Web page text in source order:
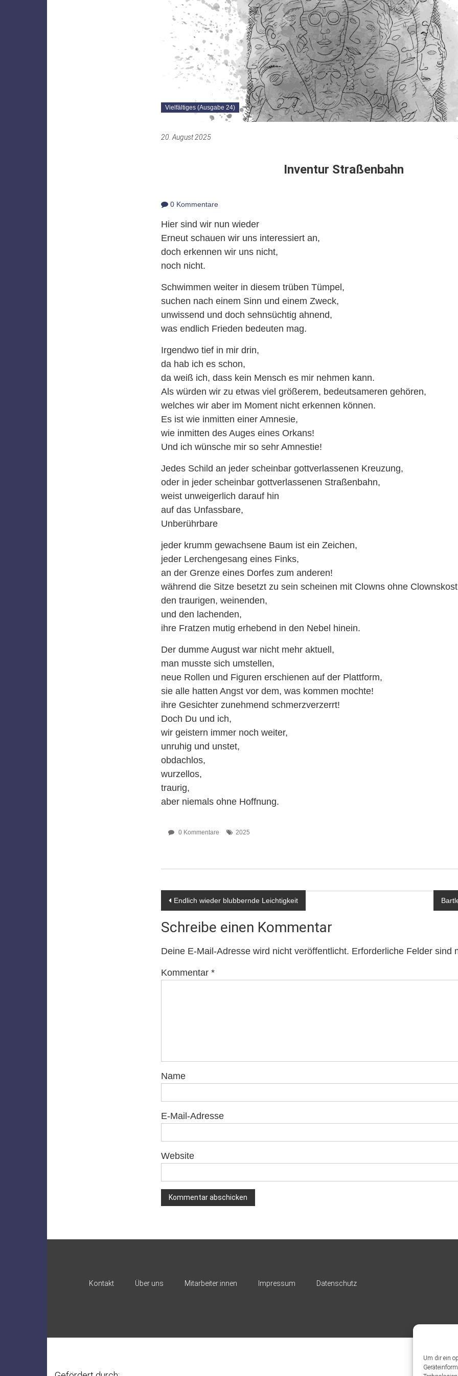
Um dir ein
Vielfältiges (Ausgabe 24)
20. August 2025
Inventur Straßenbahn
0 Kommentare
Hier sind wir nun wieder
Erneut schauen wir uns interessiert an,
doch erkennen wir uns nicht,
noch nicht.
Schwimmen weiter in diesem trüben Tümpel,
suchen nach einem Sinn und einem Zweck,
unwissend und doch sehnsüchtig ahnend,
was endlich Frieden bedeuten mag.
Irgendwo tief in mir drin,
da hab ich es schon,
da weiß ich, dass kein Mensch es mir nehmen kann.
Als würden wir zu etwas viel größerem, bedeutsameren gehören,
welches wir aber im Moment nicht erkennen können.
Es ist wie inmitten einer Amnesie,
wie inmitten des Auges eines Orkans!
Und ich wünsche mir so sehr Amnestie!
Jedes Schild an jeder scheinbar gottverlassenen Kreuzung,
oder in jeder scheinbar gottverlassenen Straßenbahn,
weist unweigerlich darauf hin
auf das Unfassbare,
Unberührbare
jeder krumm gewachsene Baum ist ein Zeichen,
jeder Lerchengesang eines Finks,
an der Grenze eines Dorfes zum anderen!
während die Sitze besetzt zu sein scheinen mit Clowns ohne
den traurigen, weinenden,
und den lachenden,
ihre Fratzen mutig erhebend in den Nebel hinein.
Der dumme August war nicht mehr aktuell,
man musste sich umstellen,
neue Rollen und Figuren erschienen auf der Plattform,
sie alle hatten Angst vor dem, was kommen mochte!
ihre Gesichter zunehmend schmerzverzerrt!
Doch Du und ich,
wir geistern immer noch weiter,
unruhig und unstet,
obdachlos,
wurzellos,
traurig,
aber niemals ohne Hoffnung.
0 Kommentare 2025
Beitragsnavigation
Endlich wieder blubbernde Leichtigkeit
Schreibe einen Kommentar
Deine E-Mail-Adresse wird nicht veröffentlicht. Erforderliche Felder sind
Kommentar *
Name
E-Mail-Adresse
Website
Kontakt Über uns Mitarbeiter:innen Impressum Datenschutz